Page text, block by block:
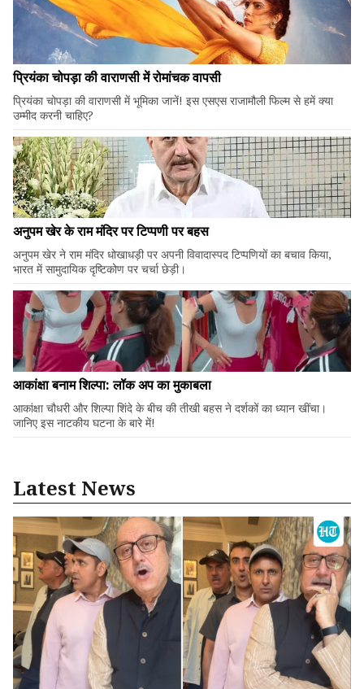
प्रियंका चोपड़ा की वाराणसी में रोमांचक वापसी
प्रियंका चोपड़ा की वाराणसी में भूमिका जानें! इस एसएस राजामौली फिल्म से हमें क्या
उम्मीद करनी चाहिए?
अनुपम खेर के राम मंदिर पर टिप्पणी पर बहस
अनुपम खेर ने राम मंदिर धोखाधड़ी पर अपनी विवादास्पद टिप्पणियों का बचाव किया,
भारत में सामुदायिक दृष्टिकोण पर चर्चा छेड़ी।
आकांक्षा बनाम शिल्पा: लॉक अप का मुकाबला
आकांक्षा चौधरी और शिल्पा शिंदे के बीच की तीखी बहस ने दर्शकों का ध्यान खींचा।
जानिए इस नाटकीय घटना के बारे में!
Latest News